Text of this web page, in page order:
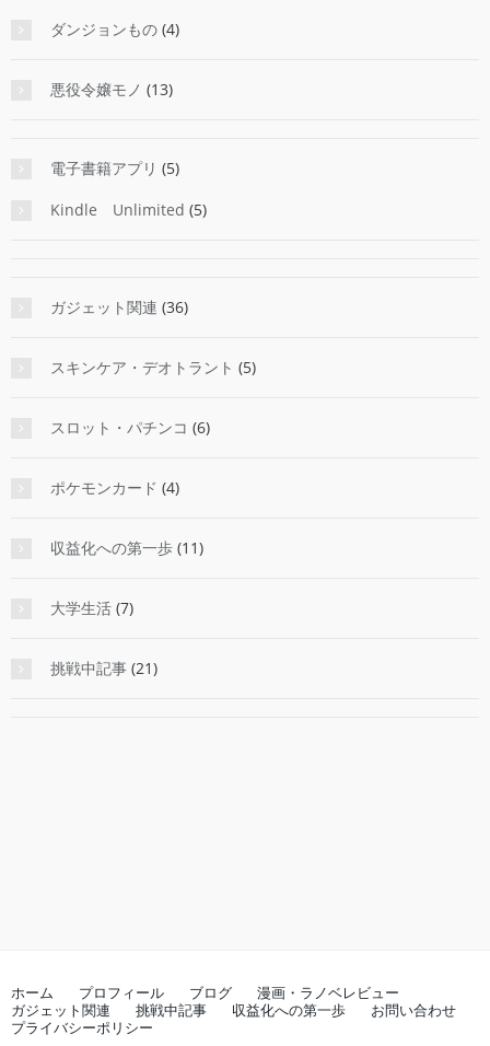
ダンジョンもの (4)
悪役令嬢モノ (13)
電子書籍アプリ (5)
Kindle Unlimited (5)
ガジェット関連 (36)
スキンケア・デオトラント (5)
スロット・パチンコ (6)
ポケモンカード (4)
収益化への第一歩 (11)
大学生活 (7)
挑戦中記事 (21)
ホーム プロフィール ブログ
漫画・ラノベレビュー
ガジェット関連
挑戦中記事 収益化への第一歩
お問い合わせ
プライバシーポリシー